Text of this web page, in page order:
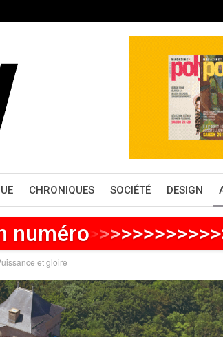
CHRONIQUES SOCIÉTÉ DESIGN
numéro>>>>>>>>>>>
et gloire